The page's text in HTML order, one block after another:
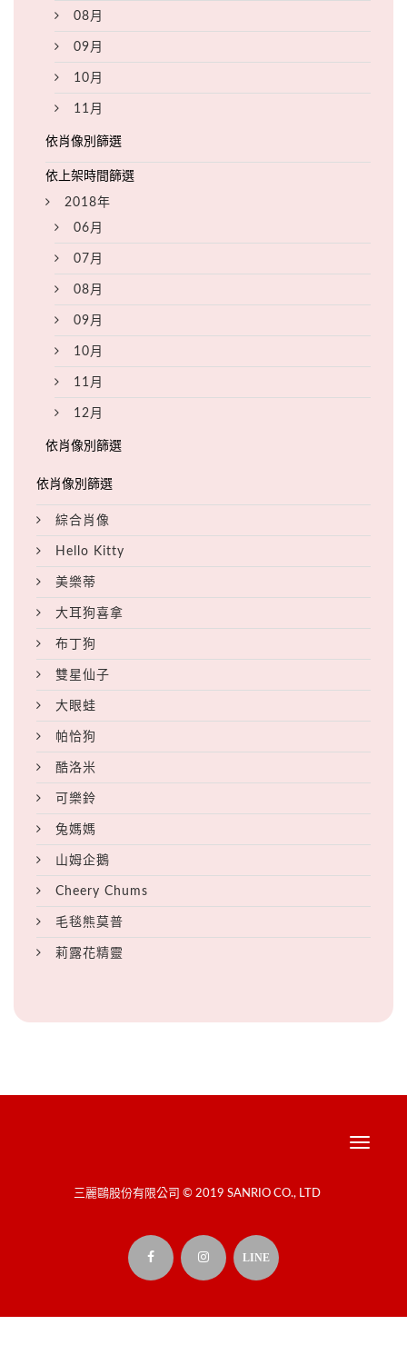
08月
09月
10月
11月
2018年
06月
07月
08月
09月
10月
11月
12月
綜合肖像
Hello Kitty
美樂蒂
大耳狗喜拿
布丁狗
雙星仙子
大眼蛙
帕恰狗
酷洛米
可樂鈴
兔媽媽
山姆企鵝
Cheery Chums
毛毯熊莫普
莉露花精靈
Toggle
三麗鷗股份有限公司 © 2019 SANRIO CO., LTD